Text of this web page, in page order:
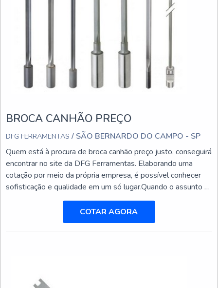
BROCA CANHÃO PREÇO
DFG FERRAMENTAS / SÃO BERNARDO DO CAMPO - SP
Quem está à procura de broca canhão preço justo, conseguirá
encontrar no site da DFG Ferramentas. Elaborando uma
cotação por meio da própria empresa, é possível conhecer
sofisticação e qualidade em um só lugar.Quando o assunto é
broca canhão preço acessível, com a equipe da DFG
Ferramentas o cliente encontrará excelente custo-benefício
com setor exclusivo de assistência técnica para suprir a
necessidade de cada cliente.BROCA CANHÃO PREÇ...
COTAR AGORA